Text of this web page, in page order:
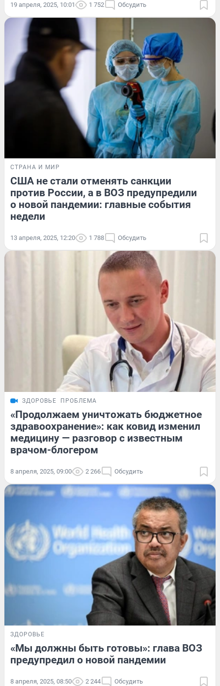
19 апреля, 2025, 10:01 1 752 Обсудить
СТРАНА И МИР
США не стали отменять санкции
против России, а в ВОЗ предупредили
о новой пандемии: главные события
недели
13 апреля, 2025, 12:20 1 788 Обсудить
ЗДОРОВЬЕ ПРОБЛЕМА
«Продолжаем уничтожать бюджетное
здравоохранение»: как ковид изменил
медицину — разговор с известным
врачом-блогером
8 апреля, 2025, 09:00 2 266 Обсудить
ЗДОРОВЬЕ
«Мы должны быть готовы»: глава ВОЗ
предупредил о новой пандемии
8 апреля, 2025, 08:50 2 244 Обсудить